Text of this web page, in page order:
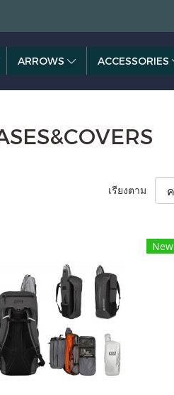
ARROWS ACCESSORIES
เรียงตาม
New